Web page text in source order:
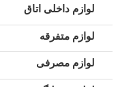
لوازم داخلی اتاق
لوازم متفرقه
لوازم مصرفی